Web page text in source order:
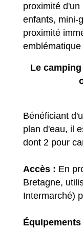
proximité
enfants, mini-
proximité
Le
Bénéficiant
plan d'eau, il
dont 2 pour
Accès : En
Bretagne,
Intermarché)
Équipements